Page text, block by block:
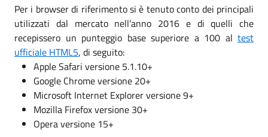
Per i browser di riferimento si è tenuto conto dei principali
utilizzati dal mercato nell’anno 2016 e di quelli che
recepissero un punteggio base superiore a 100 al test
ufficiale HTML5, di seguito:
Apple Safari versione 5.1.10+
Google Chrome versione 20+
Microsoft Internet Explorer versione 9+
Mozilla Firefox versione 30+
Opera versione 15+